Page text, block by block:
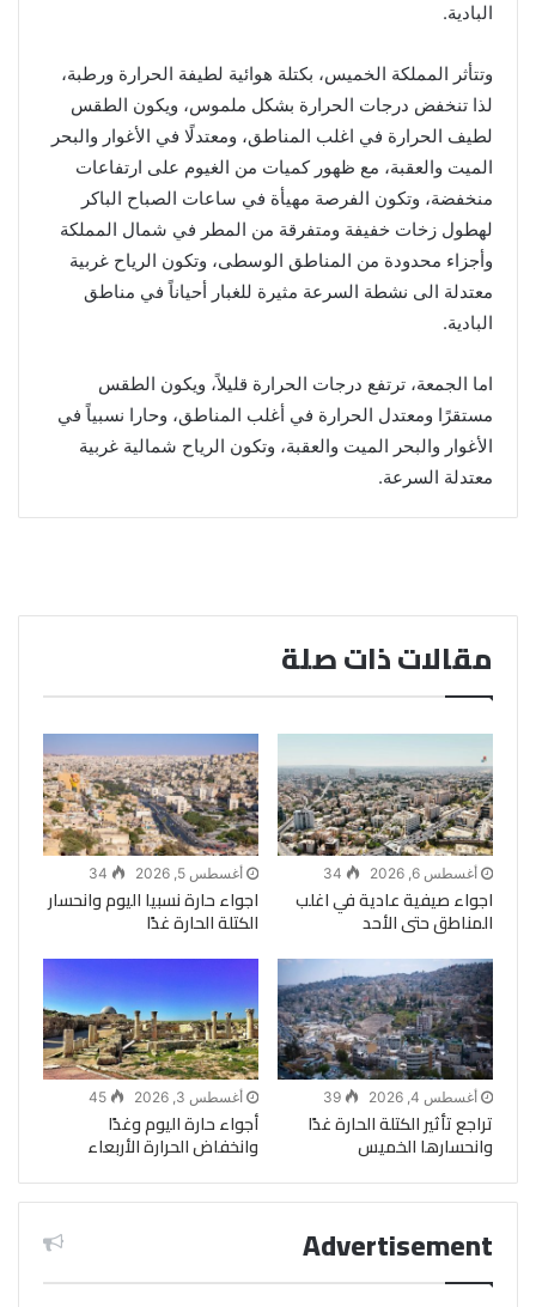
البادية.
وتتأثر المملكة الخميس، بكتلة هوائية لطيفة الحرارة ورطبة،
لذا تنخفض درجات الحرارة بشكل ملموس، ويكون الطقس
لطيف الحرارة في اغلب المناطق، ومعتدلًا في الأغوار والبحر
الميت والعقبة، مع ظهور كميات من الغيوم على ارتفاعات
منخفضة، وتكون الفرصة مهيأة في ساعات الصباح الباكر
لهطول زخات خفيفة ومتفرقة من المطر في شمال المملكة
وأجزاء محدودة من المناطق الوسطى، وتكون الرياح غربية
معتدلة الى نشطة السرعة مثيرة للغبار أحياناً في مناطق
البادية.
اما الجمعة، ترتفع درجات الحرارة قليلاً، ويكون الطقس
مستقرًا ومعتدل الحرارة في أغلب المناطق، وحارا نسبياً في
الأغوار والبحر الميت والعقبة، وتكون الرياح شمالية غربية
معتدلة السرعة.
مقالات ذات صلة
أغسطس 6, 2026 34
اجواء صيفية عادية في اغلب
المناطق حتى الأحد
أغسطس 5, 2026 34
اجواء حارة نسبيا اليوم وانحسار
الكتلة الحارة غدًا
أغسطس 4, 2026 39
تراجع تأثير الكتلة الحارة غدًا
وانحسارها الخميس
أغسطس 3, 2026 45
أجواء حارة اليوم وغدًا
وانخفاض الحرارة الأربعاء
Advertisement